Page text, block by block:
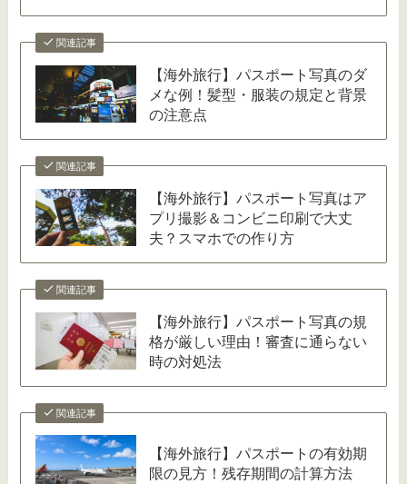
関連記事
【海外旅行】パスポート写真のダ
メな例！髪型・服装の規定と背景
の注意点
関連記事
【海外旅行】パスポート写真はア
プリ撮影＆コンビニ印刷で大丈
夫？スマホでの作り方
関連記事
【海外旅行】パスポート写真の規
格が厳しい理由！審査に通らない
時の対処法
関連記事
【海外旅行】パスポートの有効期
限の見方！残存期間の計算方法